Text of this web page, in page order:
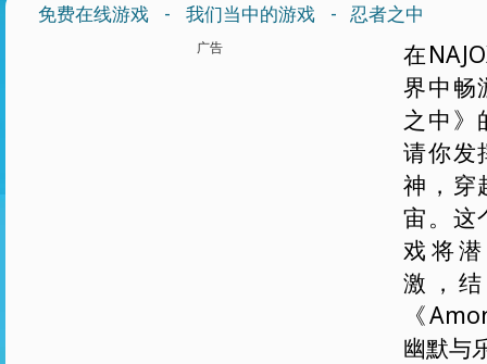
免费在线游戏 - 我们当中的游戏 - 忍者之中
广告
在
界中畅
之中》
请你发
神，穿
宙。这
戏将
激，
《
幽默与